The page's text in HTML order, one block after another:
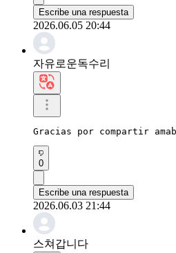
Escribe una respuesta
2026.06.05 20:44
자유로운독수리
Gracias por compartir
0
Escribe una respuesta
2026.06.03 21:44
스쳐갑니다